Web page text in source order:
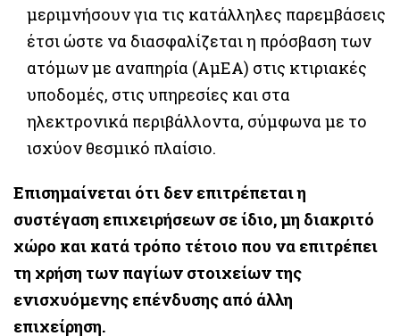
μεριμνήσουν για τις κατάλληλες παρεμβάσεις
έτσι ώστε να διασφαλίζεται η πρόσβαση των
ατόμων με αναπηρία (ΑμΕΑ) στις κτιριακές
υποδομές, στις υπηρεσίες και στα
ηλεκτρονικά περιβάλλοντα, σύμφωνα με το
ισχύον θεσμικό πλαίσιο.
Επισημαίνεται ότι δεν επιτρέπεται η
συστέγαση επιχειρήσεων σε ίδιο, μη διακριτό
χώρο και κατά τρόπο τέτοιο που να επιτρέπει
τη χρήση των παγίων στοιχείων της
ενισχυόμενης επένδυσης από άλλη
επιχείρηση.